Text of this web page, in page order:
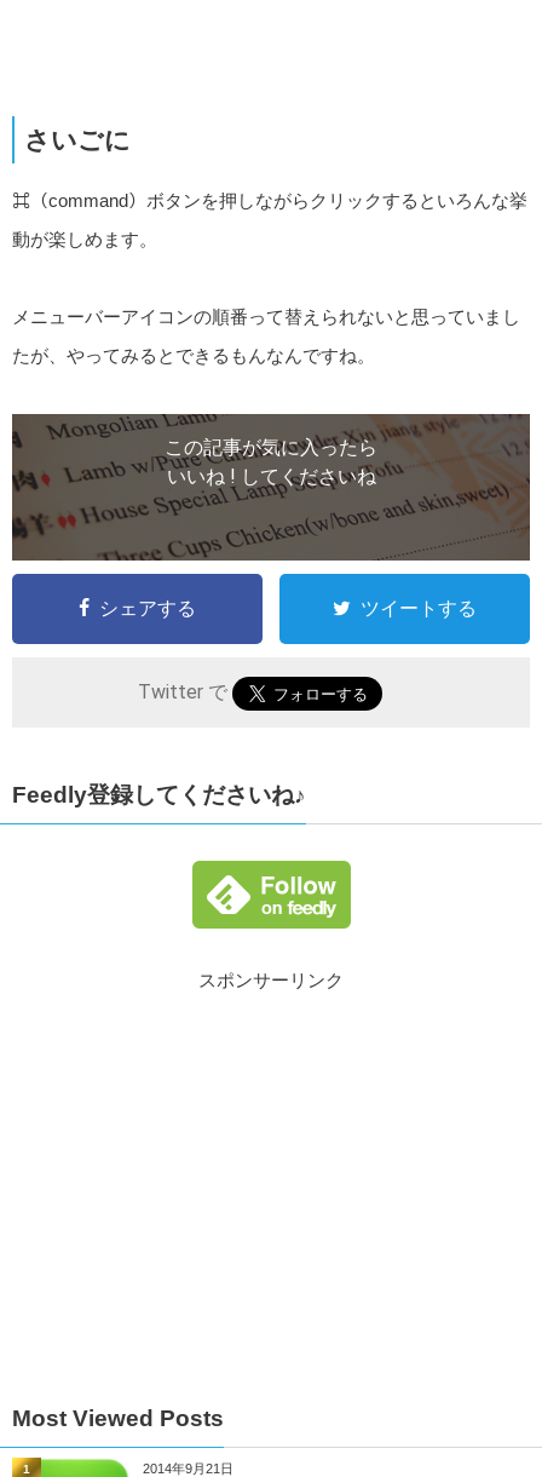
さいごに
⌘（command）ボタンを押しながらクリックするといろんな挙
動が楽しめます。
メニューバーアイコンの順番って替えられないと思っていまし
たが、やってみるとできるもんなんですね。
この記事が気に入ったら
いいね ! してくださいね
シェアする ツイートする
Twitter で
Feedly登録してくださいね♪
スポンサーリンク
Most Viewed Posts
2014年9月21日
1